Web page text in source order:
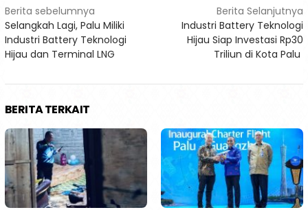
Navigasi
pos
Berita sebelumnya
Selangkah Lagi, Palu Miliki
Industri Battery Teknologi
Hijau dan Terminal LNG
Berita Selanjutnya
Industri Battery Teknologi
Hijau Siap Investasi Rp30
Triliun di Kota Palu
BERITA TERKAIT